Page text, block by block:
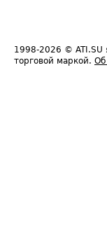
1998-2026 © ATI.SU
торговой маркой. Об